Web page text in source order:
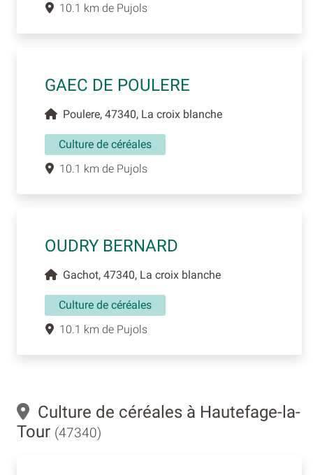
10.1 km de Pujols
GAEC DE POULERE
Poulere, 47340, La croix blanche
Culture de céréales
10.1 km de Pujols
OUDRY BERNARD
Gachot, 47340, La croix blanche
Culture de céréales
10.1 km de Pujols
Culture de céréales à Hautefage-la-
Tour (47340)